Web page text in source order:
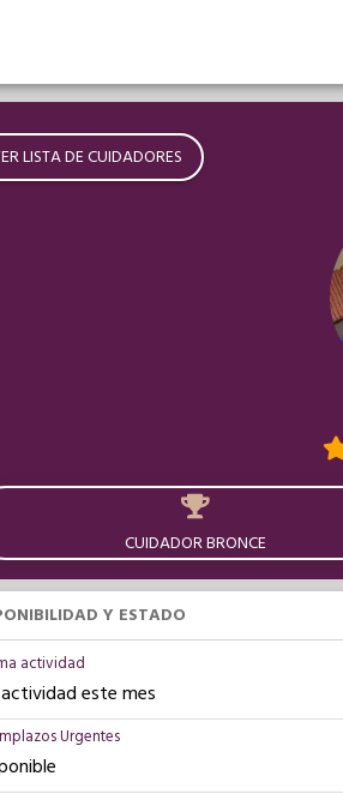
LISTA DE CUIDADORES
CUIDADOR BRONCE
Y ESTADO
actividad
este mes
Urgentes